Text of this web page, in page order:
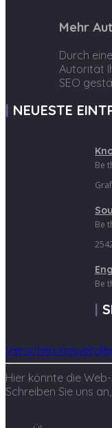
Mehr
Durch
Autorität
SEO
NEUESTE
Be
Be
Be
Hier könnte die
Schreiben Sie uns